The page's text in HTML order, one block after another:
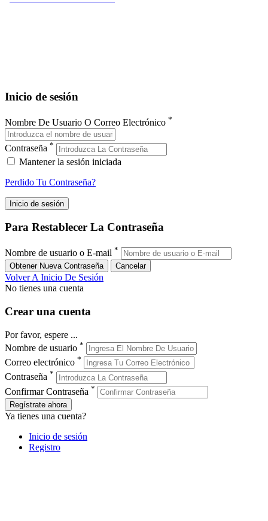
Inicio de sesión
Nombre De Usuario O Correo Electrónico *
Contraseña *
Mantener la sesión iniciada
Perdido Tu Contraseña?
Para Restablecer La Contraseña
Nombre de usuario o E-mail *
Volver A Inicio De Sesión
No tienes una cuenta
Crear una cuenta
Por favor, espere ...
Nombre de usuario *
Correo electrónico *
Contraseña *
Confirmar Contraseña *
Regístrate ahora
Ya tienes una cuenta?
Inicio de sesión
Registro